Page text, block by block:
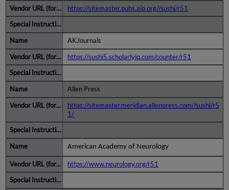
https://sitemaster.pubs.aip.org//sushi/r51
AKJournals
https://sushi5.scholarlyiq.com/counter/r51
Allen Press
https://sitemaster.meridian.allenpress.com//sushi/r5
1/
American Academy of Neurology
https://www.neurology.org/r51